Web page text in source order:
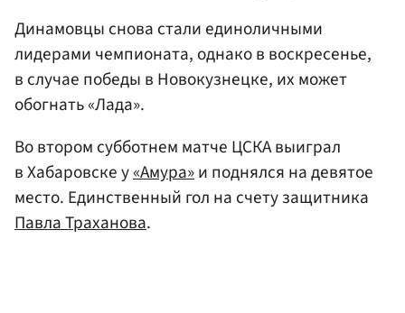
Динамовцы снова стали единоличными
лидерами чемпионата, однако в воскресенье,
в случае победы в Новокузнецке, их может
обогнать «Лада».
Во втором субботнем матче ЦСКА выиграл
в Хабаровске у«Амура»и поднялся на девятое
место. Единственный гол на счету защитника
Павла Траханова.